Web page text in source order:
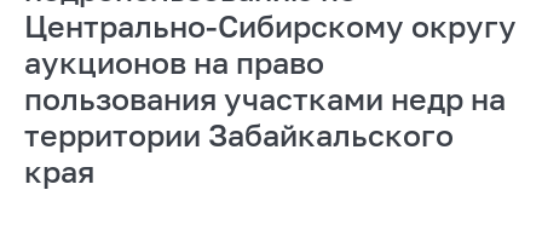
Центрально-Сибирскому округу
аукционов на право
пользования участками недр на
территории Забайкальского
края